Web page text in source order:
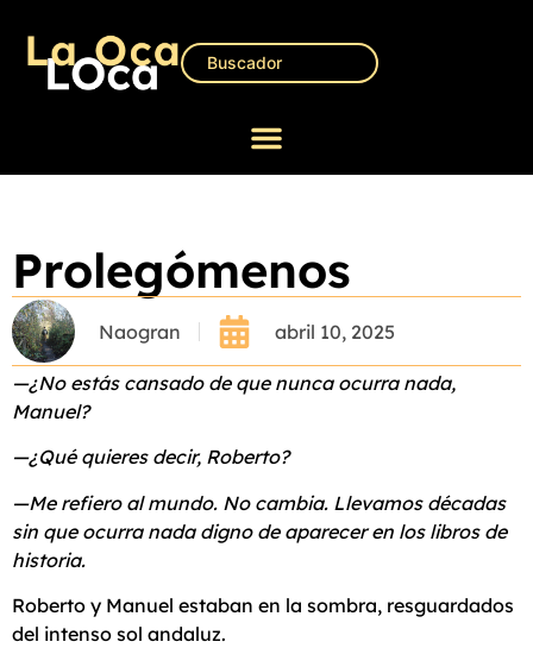
Prolegómenos
Naogran abril 10, 2025
—¿No estás cansado de que nunca ocurra nada,
Manuel?
—¿Qué quieres decir, Roberto?
—Me refiero al mundo. No cambia. Llevamos décadas
sin que ocurra nada digno de aparecer en los libros de
historia.
Roberto y Manuel estaban en la sombra, resguardados
del intenso sol andaluz.